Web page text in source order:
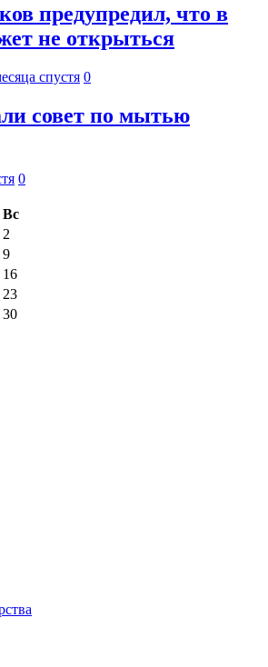
предупредил, что в
не открыться
спустя 0
совет по мытью
0
Вс
2
9
16
23
30